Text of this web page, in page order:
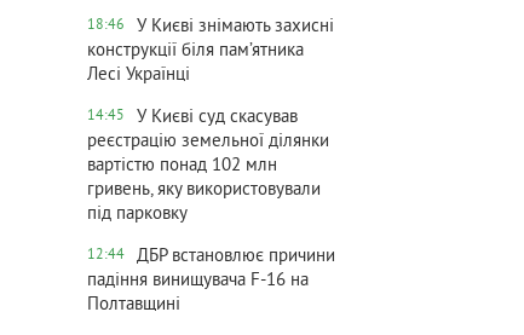
18:46
У Києві знімають захисні
конструкції біля пам’ятника
Лесі Українці
14:45
У Києві суд скасував
реєстрацію земельної ділянки
вартістю понад 102 млн
гривень, яку використовували
під парковку
12:44
ДБР встановлює причини
падіння винищувача F-16 на
Полтавщині